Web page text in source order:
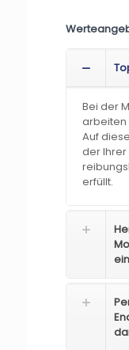
Bei der
arbeiten
Auf
der
erfüllt.